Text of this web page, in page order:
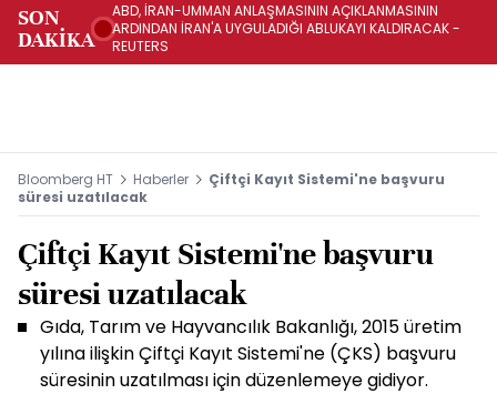
SON
DAKİKA
ABD, İRAN-UMMAN ANLAŞMASININ AÇIKLANMASININ
ARDINDAN İRAN'A UYGULADIĞI ABLUKAYI KALDIRACAK -
REUTERS
Bloomberg HT Haberler
Çiftçi Kayıt Sistemi'ne başvuru
süresi uzatılacak
Çiftçi Kayıt Sistemi'ne başvuru
süresi uzatılacak
Gıda, Tarım ve Hayvancılık Bakanlığı, 2015 üretim
yılına ilişkin Çiftçi Kayıt Sistemi'ne (ÇKS) başvuru
süresinin uzatılması için düzenlemeye gidiyor.